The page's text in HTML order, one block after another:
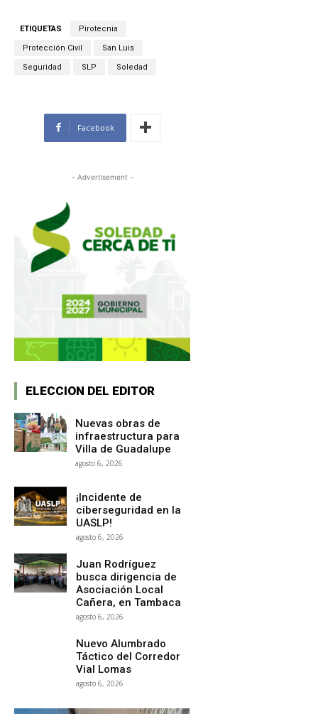
ETIQUETAS Pirotecnia
Protección Civil San Luis
Seguridad SLP Soledad
Facebook
- Advertisement -
ELECCION DEL EDITOR
Nuevas obras de
infraestructura para
Villa de Guadalupe
agosto 6, 2026
¡Incidente de
ciberseguridad en la
UASLP!
agosto 6, 2026
Juan Rodríguez
busca dirigencia de
Asociación Local
Cañera, en Tambaca
agosto 6, 2026
Nuevo Alumbrado
Táctico del Corredor
Vial Lomas
agosto 6, 2026